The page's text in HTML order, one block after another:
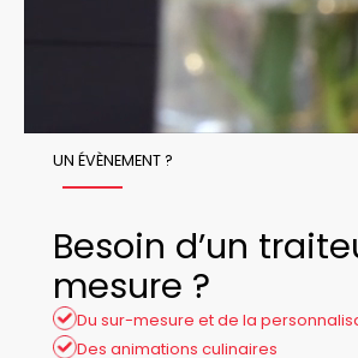
UN ÉVÈNEMENT ?
Besoin d’un
mesure ?
Du sur-mesure et de la
Des animations culinaires